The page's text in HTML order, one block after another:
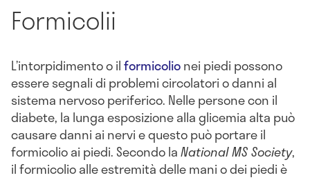
Formicolii
L’intorpidimento o ilformicolionei piedi possono
essere segnali di problemi circolatori o danni al
sistema nervoso periferico. Nelle persone con il
diabete, la lunga esposizione alla glicemia alta può
causare danni ai nervi e questo può portare il
formicolio ai piedi. Secondo laNational MS Society,
il formicolio alle estremità delle mani o dei piedi è